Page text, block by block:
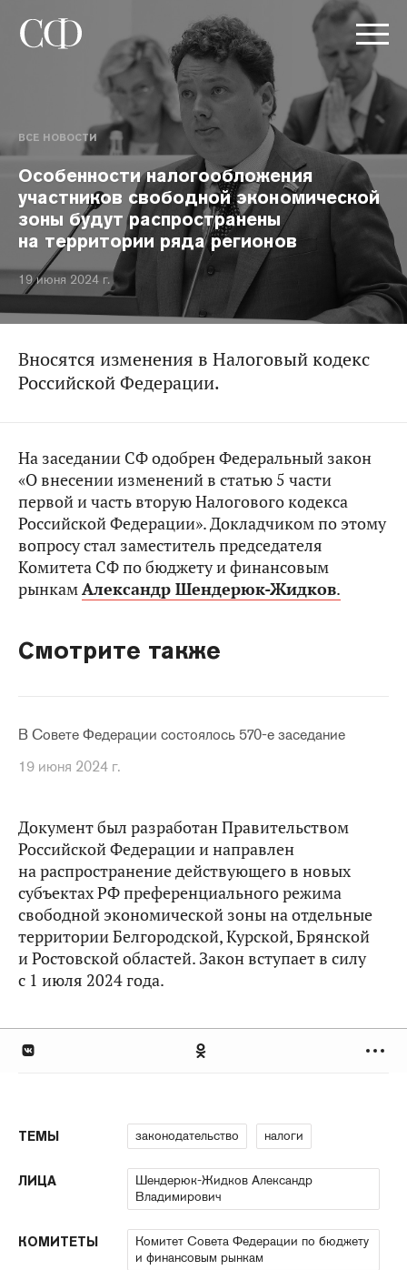
ВСЕ НОВОСТИ
Особенности налогообложения
участников свободной экономической
зоны будут распространены
на территории ряда регионов
19 июня 2024 г.
Вносятся изменения в Налоговый кодекс
Российской Федерации.
На заседании СФ одобрен Федеральный закон
«О внесении изменений в статью 5 части
первой и часть вторую Налогового кодекса
Российской Федерации». Докладчиком по этому
вопросу стал заместитель председателя
Комитета СФ по бюджету и финансовым
рынкамАлександр Шендерюк-Жидков.
Смотрите также
В Совете Федерации состоялось 570-е заседание
19 июня 2024 г.
Документ был разработан Правительством
Российской Федерации и направлен
на распространение действующего в новых
субъектах РФ преференциального режима
свободной экономической зоны на отдельные
территории Белгородской, Курской, Брянской
и Ростовской областей. Закон вступает в силу
с 1 июля 2024 года.
ТЕМЫ законодательство налоги
ЛИЦА
Шендерюк-Жидков Александр
Владимирович
КОМИТЕТЫ
Комитет Совета Федерации по бюджету
и финансовым рынкам